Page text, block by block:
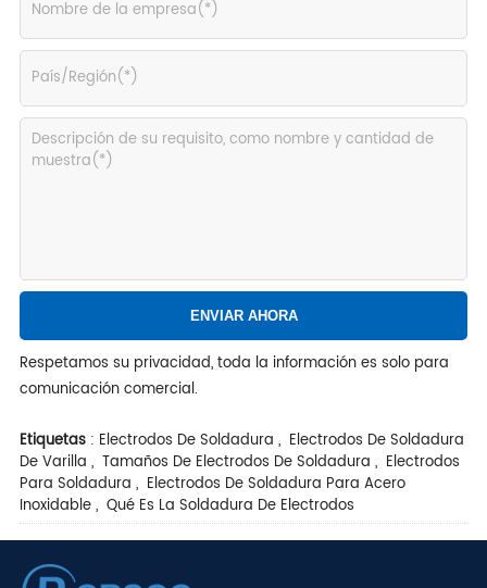
Respetamos su privacidad, toda la información es solo para
comunicación comercial.
Etiquetas: Electrodos De Soldadura , Electrodos De Soldadura
De Varilla , Tamaños De Electrodos De Soldadura , Electrodos
Para Soldadura , Electrodos De Soldadura Para Acero
Inoxidable, Qué Es La Soldadura De Electrodos